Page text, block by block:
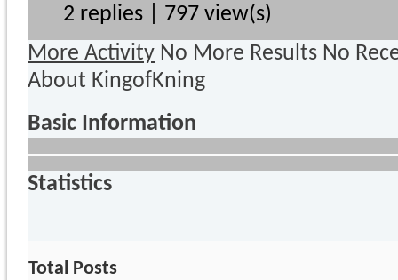
2 replies | 797 view(s)
More Activity No More Results No
About KingofKning
Basic Information
Statistics
Total Posts